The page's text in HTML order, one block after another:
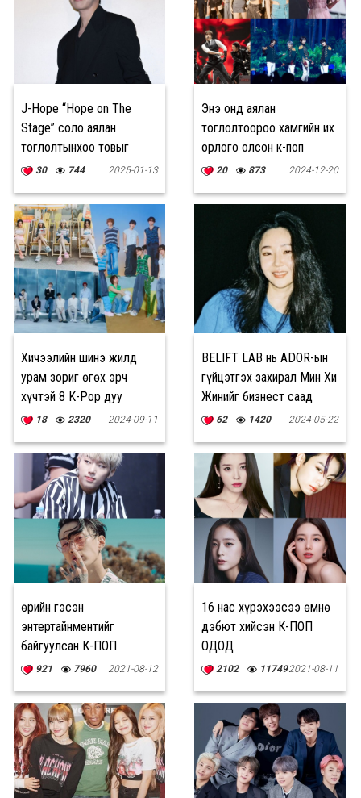
J-Hope “Hope on The
Stage” соло аялан
тоглолтынхоо товыг
зарлалаа
30 744 2025-01-13
Энэ онд аялан
тоглолтоороо хамгийн их
орлого олсон к-поп
дуучид
20 873 2024-12-20
Хичээлийн шинэ жилд
урам зориг өгөх эрч
хүчтэй 8 K-Pop дуу
18 2320 2024-09-11
BELIFT LAB нь ADOR-ын
гүйцэтгэх захирал Мин Хи
Жинийг бизнест саад
учруулсан, гүтгэсэн
62 1420 2024-05-22
Өөрийн гэсэн
энтертайнментийг
байгуулсан К-ПОП
алдартнууд
921 7960 2021-08-12
16 нас хүрэхээсээ өмнө
дэбют хийсэн К-ПОП
ОДОД
2102 117492021-08-11